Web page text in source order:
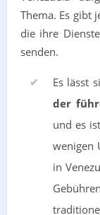
Thema. Es gibt
die ihre
senden.
Es lässt
der
und es
wenigen
in